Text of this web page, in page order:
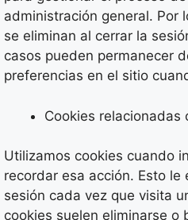
administración general. Por
se eliminan al cerrar la
casos pueden permanecer
preferencias en el sitio
Cookies relacionadas
Utilizamos cookies cuando
recordar esa acción. Esto le
sesión cada vez que visita
cookies suelen eliminarse o